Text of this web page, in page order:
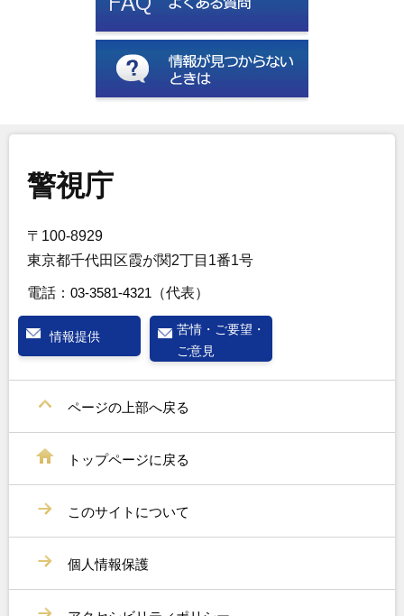
警視庁
〒100-8929
東京都千代田区霞が関2丁目1番1号
電話： 03-3581-4321 （代表）
情報提供
苦情・ご要望・
ご意見
ページの上部へ戻る
トップページに戻る
このサイトについて
個人情報保護